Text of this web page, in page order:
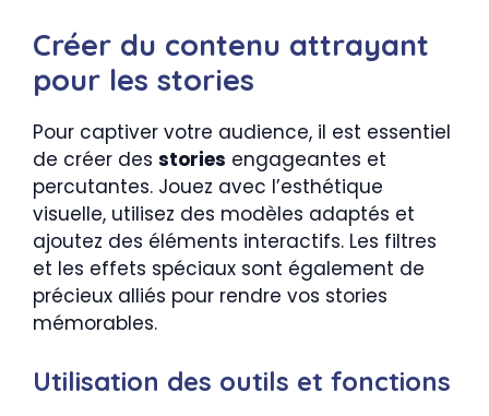
Créer du contenu attrayant
pour les stories
Pour captiver votre audience, il est essentiel
de créer des stories engageantes et
percutantes. Jouez avec l’esthétique
visuelle, utilisez des modèles adaptés et
ajoutez des éléments interactifs. Les filtres
et les effets spéciaux sont également de
précieux alliés pour rendre vos stories
mémorables.
Utilisation des outils et fonctions